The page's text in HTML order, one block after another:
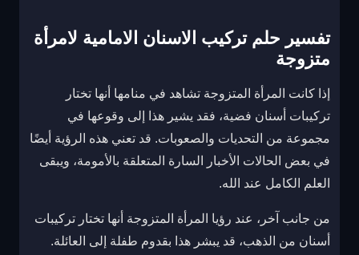
تفسير حلم تركيب الاسنان الامامية لامرأة
متزوجة
إذا كانت المرأة المتزوجة تشاهد في منامها أنها تختار
تركيبات أسنان فضية، فقد يشير هذا إلى وقوعها في
مجموعة من التحديات والصعوبات. قد تعني هذه الرؤية أيضًا
في بعض الحالات الأخبار السارة المتعلقة بالأمومة، ويبقى
العلم الكامل عند الله.
من جانب آخر، عند رؤيا المرأة المتزوجة أنها تختار تركيبات
أسنان من الذهب، قد يبشر هذا بقدوم طفلة إلى العائلة.